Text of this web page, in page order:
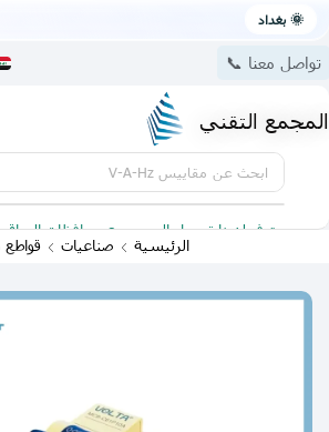
🌞 بغداد
تواصل معنا 📞
المجمع التقني
ابحث عن مقاييس V-A-Hz
يتوفر لدينا توصيل الى جميع محافظات العراق
الرئيسية صناعيات قواطع